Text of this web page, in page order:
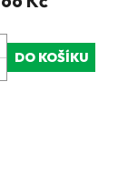
DO KOŠÍKU